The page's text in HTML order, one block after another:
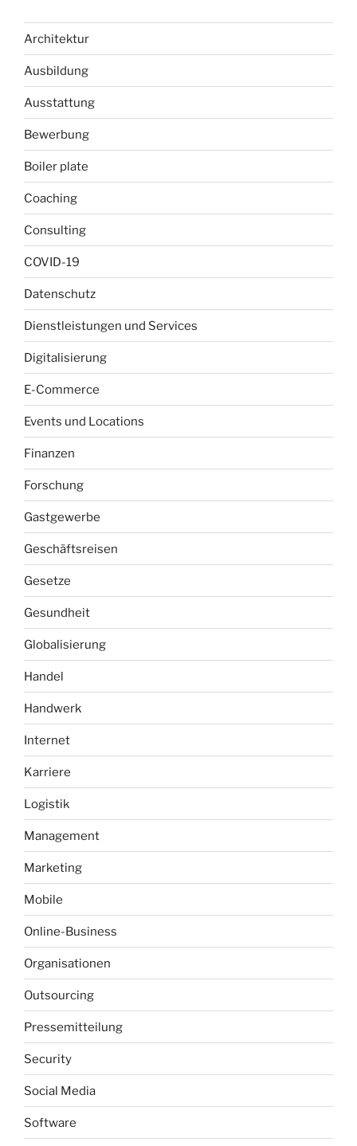
Architektur
Ausbildung
Ausstattung
Bewerbung
Boiler plate
Coaching
Consulting
COVID-19
Datenschutz
Dienstleistungen und Services
Digitalisierung
E-Commerce
Events und Locations
Finanzen
Forschung
Gastgewerbe
Geschäftsreisen
Gesetze
Gesundheit
Globalisierung
Handel
Handwerk
Internet
Karriere
Logistik
Management
Marketing
Mobile
Online-Business
Organisationen
Outsourcing
Pressemitteilung
Security
Social Media
Software